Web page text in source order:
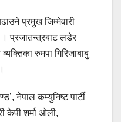
प्रमुख जिम्मेवारी
प्रजातन्त्रबाट लडेर
रुमपा गिरिजाबाबु
नेपाल कम्युनिष्ट पार्टी
केपी शर्मा ओली,